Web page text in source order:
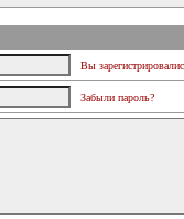
Вы
Забыли пароль?